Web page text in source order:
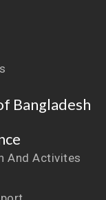
Bangladesh
And Activites